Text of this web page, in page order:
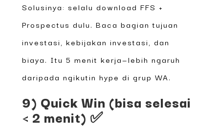
Solusinya: selalu download FFS +
Prospectus dulu. Baca bagian tujuan
investasi, kebijakan investasi, dan
biaya. Itu 5 menit kerja—lebih ngaruh
daripada ngikutin hype di grup WA.
9) Quick Win (bisa selesai
< 2 menit) ✅